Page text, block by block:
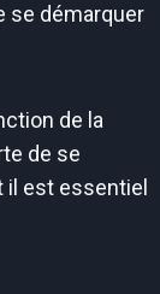
se démarquer
de la
de se
est essentiel